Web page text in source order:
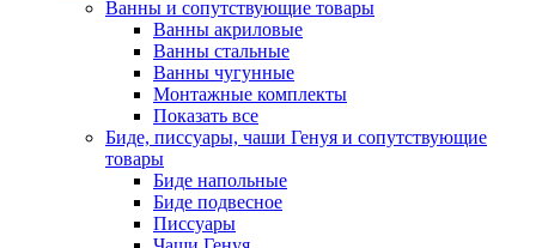
Ванны и сопутствующие товары
Ванны акриловые
Ванны стальные
Ванны чугунные
Монтажные комплекты
Показать все
Биде, писсуары, чаши Генуя и сопутствующие
товары
Биде напольные
Биде подвесное
Писсуары